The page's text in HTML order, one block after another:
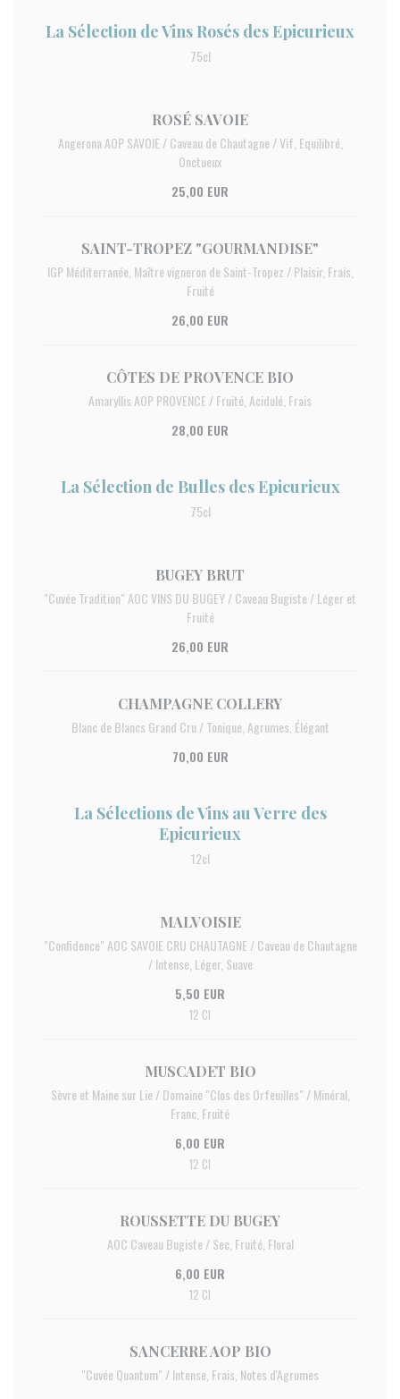
La Sélection de Vins Rosés des Epicurieux
75cl
ROSÉ SAVOIE
Angerona AOP SAVOIE / Caveau de Chautagne / Vif, Equilibré,
Onctueux
25,00 EUR
SAINT-TROPEZ "GOURMANDISE"
IGP Méditerranée, Maître vigneron de Saint-Tropez / Plaisir, Frais,
Fruité
26,00 EUR
CÔTES DE PROVENCE BIO
Amaryllis AOP PROVENCE / Fruité, Acidulé, Frais
28,00 EUR
La Sélection de Bulles des Epicurieux
75cl
BUGEY BRUT
"Cuvée Tradition" AOC VINS DU BUGEY / Caveau Bugiste / Léger et
Fruité
26,00 EUR
CHAMPAGNE COLLERY
Blanc de Blancs Grand Cru / Tonique, Agrumes, Élégant
70,00 EUR
La Sélections de Vins au Verre des
Epicurieux
12cl
MALVOISIE
"Confidence" AOC SAVOIE CRU CHAUTAGNE / Caveau de Chautagne
/ Intense, Léger, Suave
5,50 EUR
12 Cl
MUSCADET BIO
Sèvre et Maine sur Lie / Domaine "Clos des Orfeuilles" / Minéral,
Franc, Fruité
6,00 EUR
12 Cl
ROUSSETTE DU BUGEY
AOC Caveau Bugiste / Sec, Fruité, Floral
6,00 EUR
12 Cl
SANCERRE AOP BIO
"Cuvée Quantum" / Intense, Frais, Notes d'Agrumes